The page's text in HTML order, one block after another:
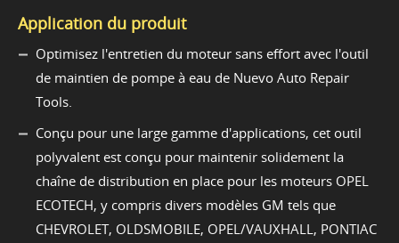
Application du produit
Optimisez l'entretien du moteur sans effort avec l'outil
de maintien de pompe à eau de Nuevo Auto Repair
Tools.
Conçu pour une large gamme d'applications, cet outil
polyvalent est conçu pour maintenir solidement la
chaîne de distribution en place pour les moteurs OPEL
ECOTECH, y compris divers modèles GM tels que
CHEVROLET, OLDSMOBILE, OPEL/VAUXHALL, PONTIAC